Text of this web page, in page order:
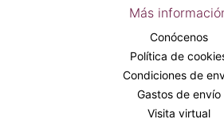
Más
Conócenos
Política de
Condiciones de
Gastos de envío
Visita virtual